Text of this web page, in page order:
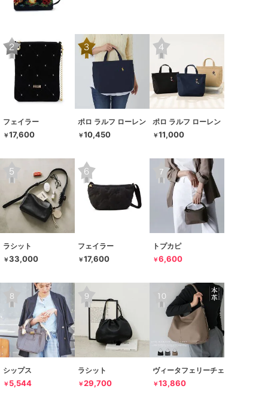
フェイラー
￥17,600
ポロ ラルフ ローレン
￥10,450
ポロ ラルフ ローレン
￥11,000
ラシット
￥33,000
フェイラー
￥17,600
トプカピ
￥6,600
シップス
￥ 5,544
ラシット
￥29,700
ヴィータフェリーチェ
￥13,860